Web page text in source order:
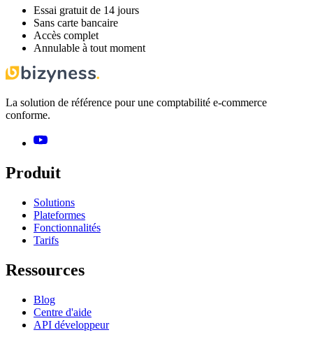
Essai gratuit de 14 jours
Sans carte bancaire
Accès complet
Annulable à tout moment
La solution de référence pour une comptabilité e-commerce
conforme.
Produit
Solutions
Plateformes
Fonctionnalités
Tarifs
Ressources
Blog
Centre d'aide
API développeur